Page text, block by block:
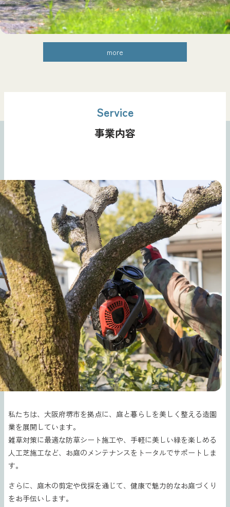
more
Service
事業内容
私たちは、大阪府堺市を拠点に、庭と暮らしを美しく整える造園
業を展開しています。
雑草対策に最適な防草シート施工や、手軽に美しい緑を楽しめる
人工芝施工など、お庭のメンテナンスをトータルでサポートしま
す。
さらに、庭木の剪定や伐採を通じて、健康で魅力的なお庭づくり
をお手伝いします。